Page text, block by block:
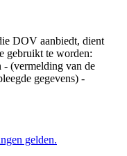
DOV aanbiedt, dient
gebruikt te worden:
- (vermelding van de
gegevens) -
gelden.